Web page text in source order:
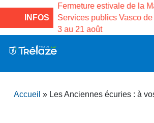
INFOS
la
au 17 août
18 août à 16h
Fermeture estivale de la
Services publics Vasco
3 au 21 août
Projets
Accueil » Les Anciennes écuries : à